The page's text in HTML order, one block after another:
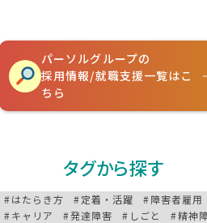
パーソルグループの
採用情報/就職支援一覧はこ
ちら
タグから探す
はたらき方 定着・活躍
障害者雇用
キャリア
発達障害 しごと
精神